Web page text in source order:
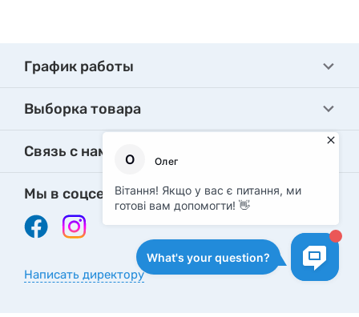
График работы
Выборка товара
Связь с нами
Мы в соцсетях
Написать директору